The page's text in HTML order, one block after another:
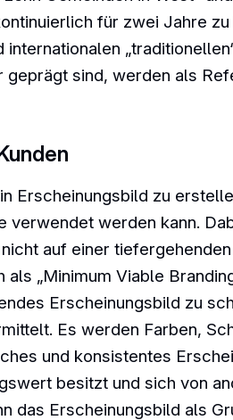
für zwei Jahre
sind, werden als
Erscheinungsbild zu
verwendet werden kann.
auf einer
„Minimum Viable
Erscheinungsbild zu
Es werden Farben,
und konsistentes
besitzt und sich von
das Erscheinungsbild als